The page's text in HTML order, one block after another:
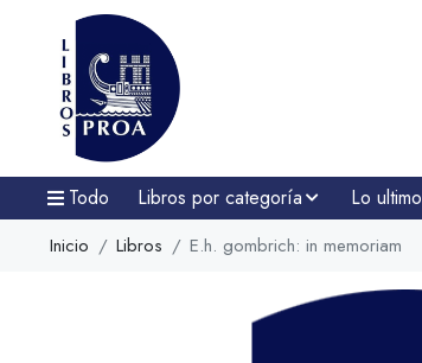
Todo Libros por categoría Lo ultimo
Inicio Libros E.h. gombrich: in memoriam